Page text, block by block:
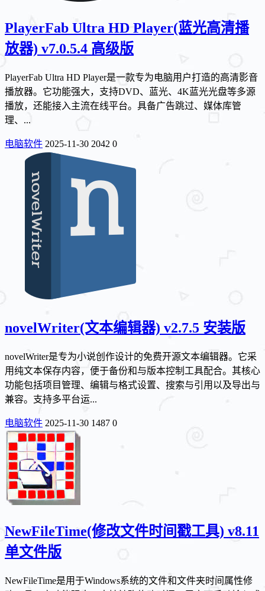
PlayerFab Ultra HD Player(蓝光高清播
放器) v7.0.5.4 高级版
PlayerFab Ultra HD Player是一款专为电脑用户打造的高清影音
播放器。它功能强大，支持DVD、蓝光、4K蓝光光盘等多源
播放，还能接入主流在线平台。具备广告跳过、媒体库管
理、...
电脑软件 2025-11-30 2042 0
novelWriter(文本编辑器) v2.7.5 安装版
novelWriter是专为小说创作设计的免费开源文本编辑器。它采
用纯文本保存内容，便于备份和与版本控制工具配合。其核心
功能包括项目管理、编辑与格式设置、搜索与引用以及导出与
兼容。支持多平台运...
电脑软件 2025-11-30 1487 0
NewFileTime(修改文件时间戳工具) v8.11
单文件版
NewFileTime是用于Windows系统的文件和文件夹时间属性修